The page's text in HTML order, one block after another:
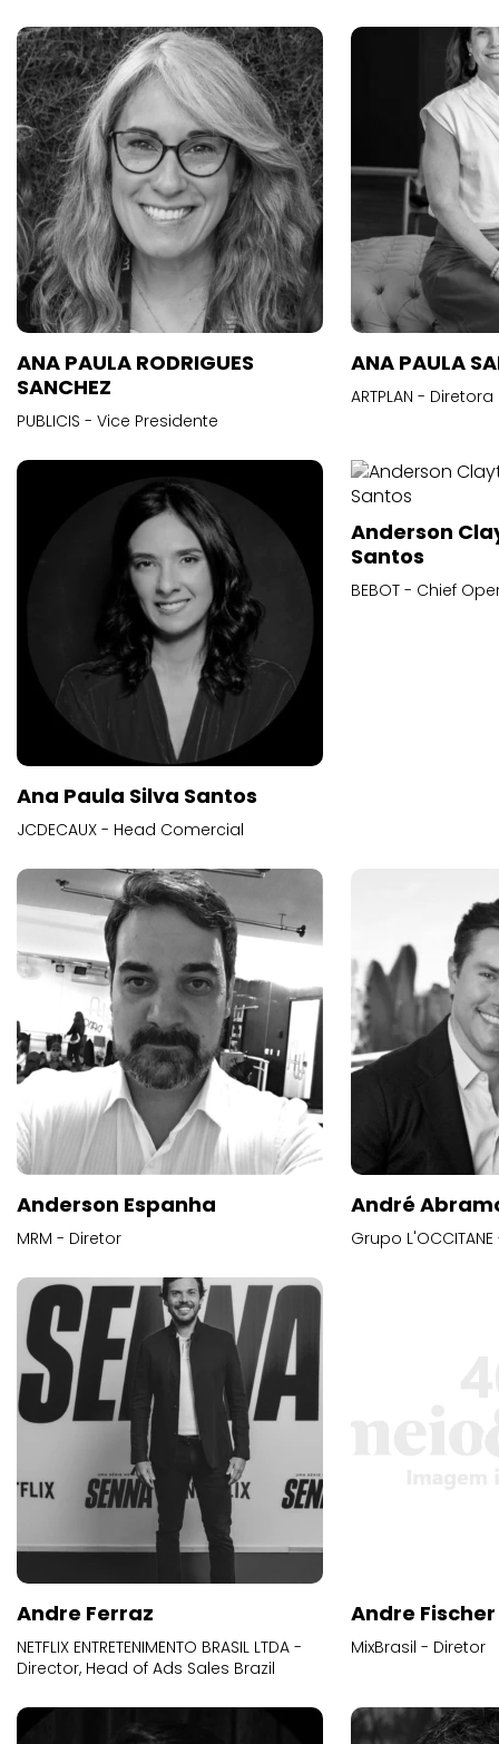
ANA PAULA RODRIGUES
SANCHEZ
PUBLICIS - Vice Presidente
ANA PAULA
ARTPLAN -
Ana Paula Silva Santos
JCDECAUX - Head Comercial
Anderson
Santos
BEBOT - Chief
Anderson Espanha
MRM - Diretor
André
Grupo
Andre Ferraz
NETFLIX ENTRETENIMENTO BRASIL LTDA -
Director, Head of Ads Sales Brazil
Andre Fischer
MixBrasil - Diretor